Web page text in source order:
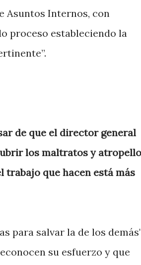
Asuntos Internos, con
proceso estableciendo la
de que el director general
los maltratos y
que hacen está más
para salvar la de los
su esfuerzo y que